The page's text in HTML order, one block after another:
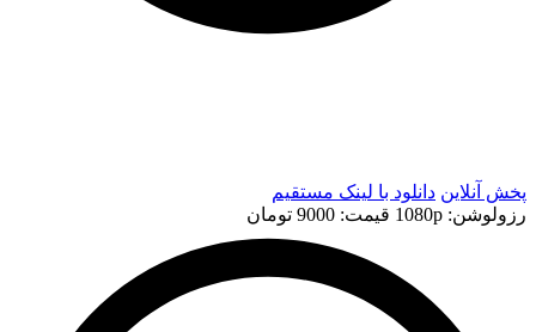
پخش آنلاین دانلود با لينک مستقيم
رزولوشن: 1080p
قيمت: 9000 تومان